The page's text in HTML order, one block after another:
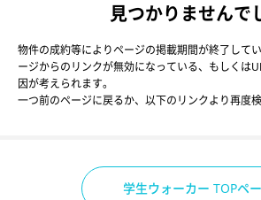
見つかりませんで
物件の成約等によりページの掲載期間が終了して
ージからのリンクが無効になっている、もしくは
因が考えられます。
一つ前のページに戻るか、以下のリンクより再度
学生ウォーカー TOPペ